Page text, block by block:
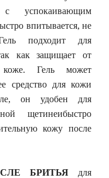
успокаивающим
впитывается, не
подходит для
как защищает от
коже. Гель может
средство для кожи
он удобен для
щетинеибыстро
кожу после
БРИТЬЯ для